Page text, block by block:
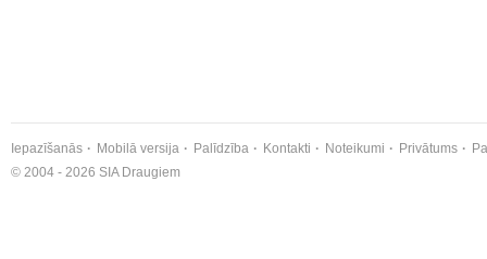
Iepazīšanās Mobilā versija Palīdzība Kontakti Noteikumi Privātums
© 2004 - 2026 SIA Draugiem